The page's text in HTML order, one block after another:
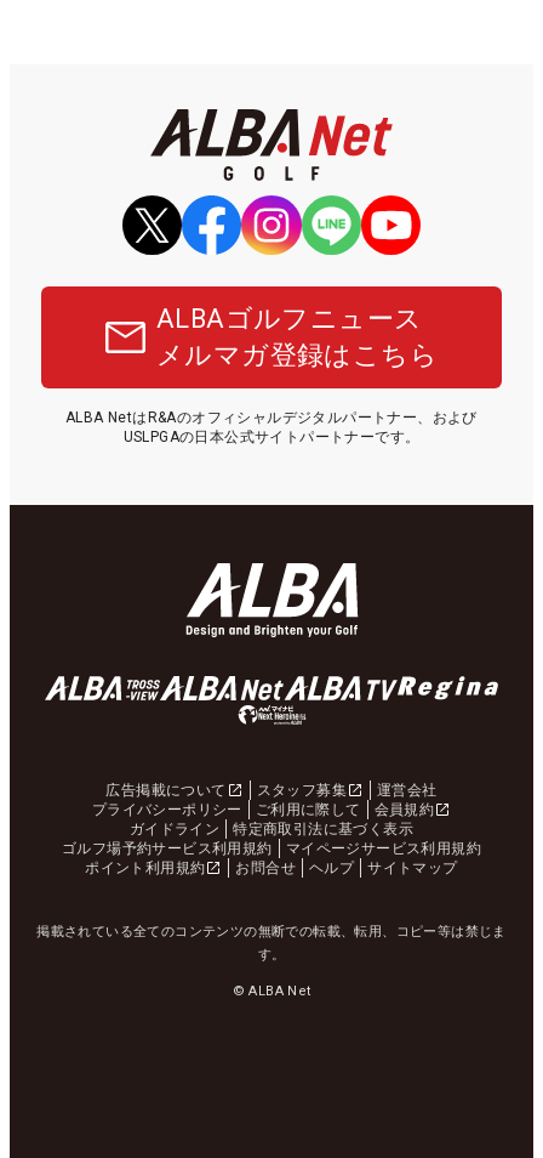
ALBAゴルフニュース
メルマガ登録はこちら
ALBA NetはR&Aのオフィシャルデジタルパートナー、および
USLPGAの日本公式サイトパートナーです。
広告掲載について スタッフ募集
運営会社
プライバシーポリシー
ご利用に際して
会員規約
ガイドライン
特定商取引法に基づく表示
ゴルフ場予約サービス利用規約
マイページサービス利用規約
ポイント利用規約
お問合せ ヘルプ サイトマップ
掲載されている全てのコンテンツの無断での転載、転用、コピー等は禁じま
す。
© ALBA Net